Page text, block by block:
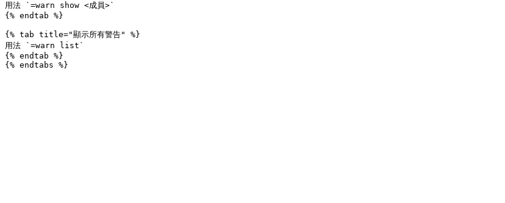
用法 `=warn show <成員>`
{% endtab %}
{% tab title="顯示所有警告" %}
用法 `=warn list`
{% endtab %}